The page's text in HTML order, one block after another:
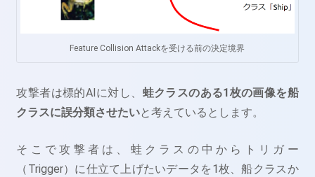
Feature Collision Attackを受ける前の決定境界
攻撃者は標的AIに対し、 蛙クラスのある1枚の画像を船
クラスに誤分類させたいと考えているとします。
そこで攻撃者は、蛙クラスの中からトリガー
（Trigger）に仕立て上げたいデータを1枚、船クラスか